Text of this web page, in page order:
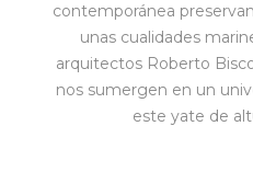
contemporánea
unas cualidades
arquitectos Roberto
nos sumergen en un
este yate de